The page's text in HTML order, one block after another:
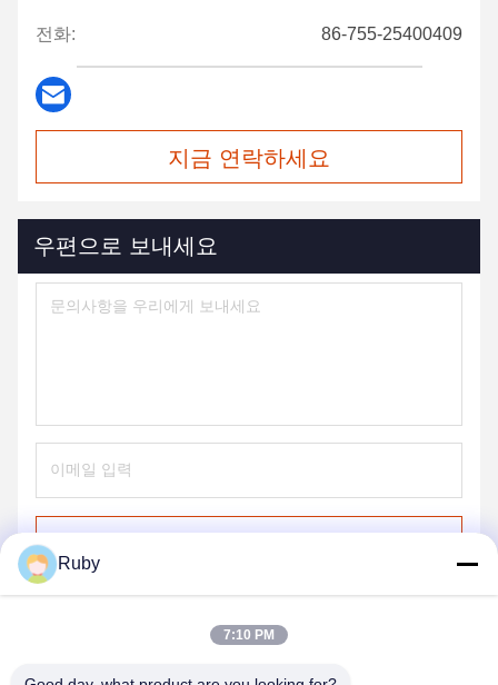
전화: 86-755-25400409
지금 연락하세요
우편으로 보내세요
Ruby
7:10 PM